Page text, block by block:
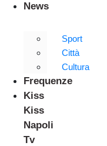
News
Sport
Città
Cultura
Frequenze
Kiss
Kiss
Napoli
Tv